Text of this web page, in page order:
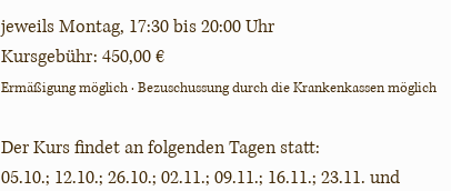
jeweils Montag, 17:30 bis 20:00 Uhr
Kursgebühr: 450,00 €
Ermäßigung möglich · Bezuschussung durch die Krankenkassen möglich
Der Kurs findet an folgenden Tagen statt:
05.10.; 12.10.; 26.10.; 02.11.; 09.11.; 16.11.; 23.11. und